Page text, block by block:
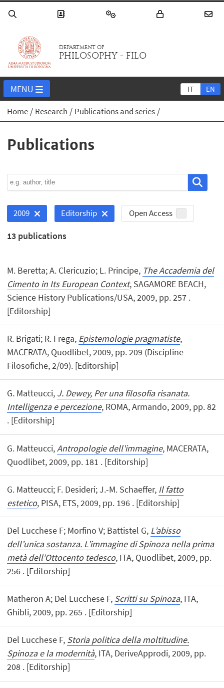
DEPARTMENT OF
PHILOSOPHY - FILO
IT EN
MENU
Home Research Publications and series
Publications
2009 Editorship Open Access
13 publications
M. Beretta; A. Clericuzio; L. Principe, The Accademia del
Cimento in Its European Context, SAGAMORE BEACH,
Science History Publications/USA, 2009, pp. 257 .
[Editorship]
R. Brigati; R. Frega, Epistemologie pragmatiste,
MACERATA, Quodlibet, 2009, pp. 209 (Discipline
Filosofiche, 2/09). [Editorship]
G. Matteucci, J. Dewey, Per una filosofia risanata.
Intelligenza e percezione, ROMA, Armando, 2009, pp. 82
. [Editorship]
G. Matteucci,Antropologie dell'immagine, MACERATA,
Quodlibet, 2009, pp. 181 . [Editorship]
G. Matteucci; F. Desideri; J.-M. Schaeffer, Il fatto
estetico, PISA, ETS, 2009, pp. 196 . [Editorship]
Del Lucchese F; Morfino V; Battistel G, L’abisso
dell’unica sostanza. L’immagine di Spinoza nella prima
metà dell’Ottocento tedesco, ITA, Quodlibet, 2009, pp.
256 . [Editorship]
Matheron A; Del Lucchese F, Scritti su Spinoza, ITA,
Ghibli, 2009, pp. 265 . [Editorship]
Del Lucchese F, Storia politica della moltitudine.
Spinoza e la modernità, ITA, DeriveApprodi, 2009, pp.
208 . [Editorship]